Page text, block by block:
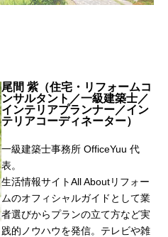
尾間 紫（住宅・リフォームコ
ンサルタント／一級建築士／
インテリアプランナー／イン
テリアコーディネーター）
一級建築士事務所 OfficeYuu 代
表。
生活情報サイトAll Aboutリフォー
ムのオフィシャルガイドとして業
者選びからプランの立て方など実
践的ノウハウを発信。テレビや雑